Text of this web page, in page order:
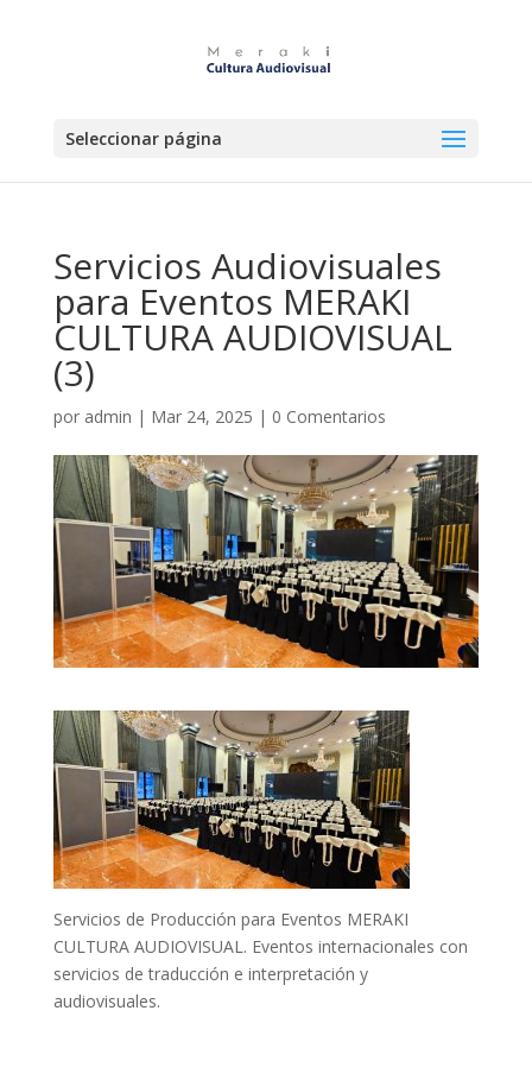
Seleccionar página
Servicios Audiovisuales
para Eventos MERAKI
CULTURA AUDIOVISUAL
(3)
por admin | Mar 24, 2025 | 0 Comentarios
Servicios de Producción para Eventos MERAKI
CULTURA AUDIOVISUAL. Eventos internacionales con
servicios de traducción e interpretación y
audiovisuales.